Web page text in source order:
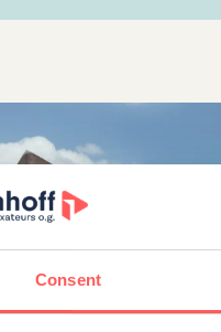
Consent